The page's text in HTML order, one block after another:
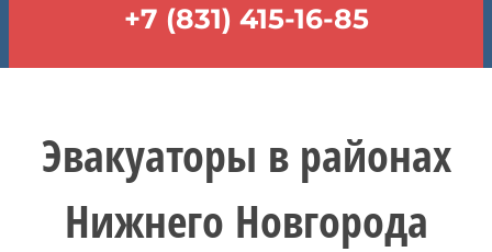
+7 (831) 415-16-85
Эвакуаторы в районах
Нижнего Новгорода